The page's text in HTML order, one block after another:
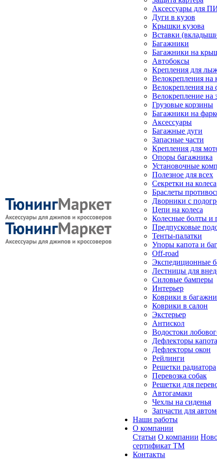
Аксессуары для
Дуги в кузов
Крышки кузова
Вставки
Багажники
Багажники на
Автобоксы
Крепления для
Велокрепления
Велокрепления на
Велокрепление на
Грузовые корзины
Багажники на
Аксессуары
Багажные дуги
Запасные части
Крепления для
Опоры багажника
Установочные
Полезное для всех
Секретки на колеса
Браслеты
Дворники с
Цепи на колеса
Колесные болты и
Предпусковые
Тенты-палатки
Упоры капота и
Off-road
Экспедиционные
Лестницы для
Силовые бамперы
Интерьер
Коврики в
Коврики в салон
Экстерьер
Антискол
Водостоки
Дефлекторы капота
Дефлекторы окон
Рейлинги
Решетки радиатора
Перевозка собак
Решетки для
Автогамаки
Чехлы на сиденья
Запчасти для
Наши работы
О компании
Статьи О компании
сертификат ТМ
Контакты